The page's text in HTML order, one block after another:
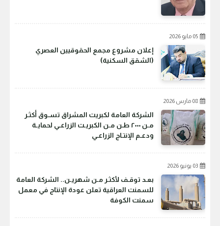
05 مايو 2026
إعلان مشروع مجمع الحقوقيين العصري
(الشقق السكنية)
08 مارس 2026
الشركة العامة لكبريت المشراق تسـوق أكثـر
مـن ٢٠٠٠ طـن مـن الكبريـت الزراعـي لحمايـة
ودعـم الإنتـاج الزراعـي
03 يونيو 2026
بعـد توقـف لأكثـر مـن شهريـن.. الشركة العامة
للسمنت العراقية تعلن عودة الإنتاج في معمل
سمنت الكوفة